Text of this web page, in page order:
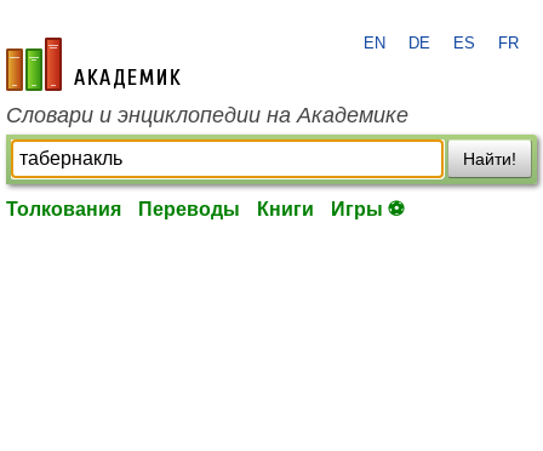
academic.ru
EN DE ES FR
Словари и энциклопедии на Академике
Найти!
Толкования Переводы Книги Игры ⚽